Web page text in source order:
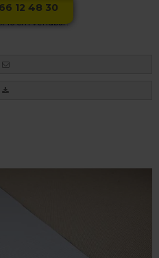
12 48 30
Springmadrasser
16 cm vendbar.